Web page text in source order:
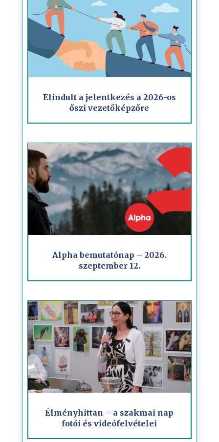
Elindult a jelentkezés a 2026-os
őszi vezetőképzőre
Alpha bemutatónap – 2026.
szeptember 12.
Élményhittan – a szakmai nap
fotói és videófelvételei